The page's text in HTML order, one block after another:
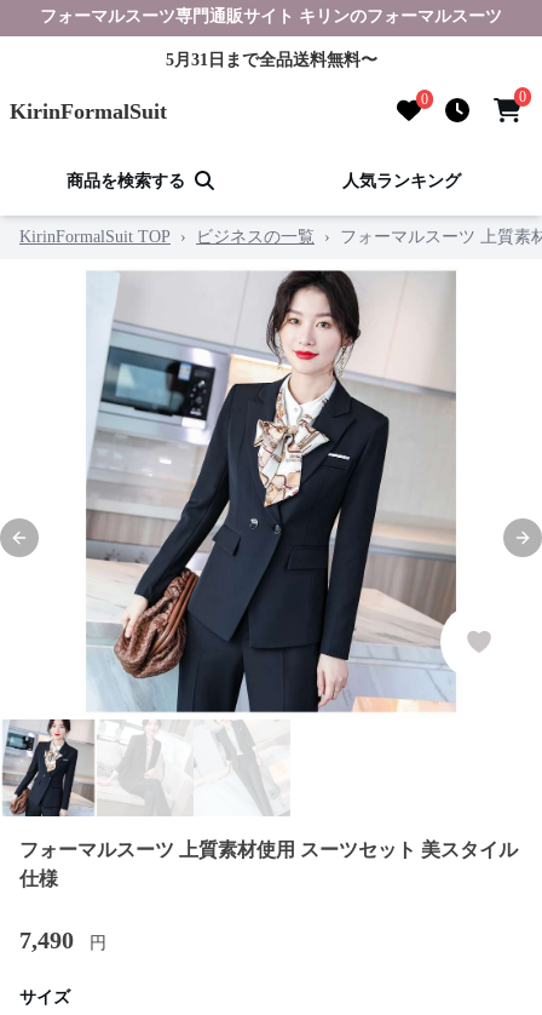
フォーマルスーツ専門通販サイト キリンのフォーマルスーツ
5月31日まで全品送料無料〜
KirinFormalSuit 0 0
商品を検索する 人気ランキング
KirinFormalSuit TOP › ビジネスの一覧 › フォーマルスーツ 上質素
Previous slide
フォーマルスーツ 上質素材使用 スーツセット 美スタイル
仕様
7,490 円
サイズ